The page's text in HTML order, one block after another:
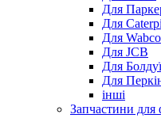
Для
Для
Для Wabco
Для JCB
Для
Для
інші
Запчастини для